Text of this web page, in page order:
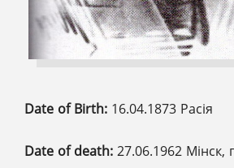
Date of Birth: 16.04.1873 Расія
Date of death: 27.06.1962 Мінск,